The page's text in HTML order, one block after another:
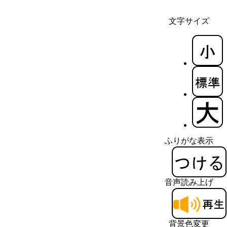
文字サイズ
ふりがな表示
音声読み上げ
背景色変更